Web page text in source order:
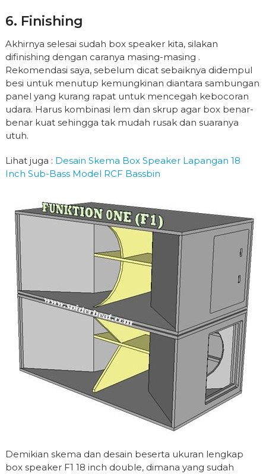
6. Finishing
Akhirnya selesai sudah box speaker kita, silakan
difinishing dengan caranya masing-masing .
Rekomendasi saya, sebelum dicat sebaiknya didempul
besi untuk menutup kemungkinan diantara sambungan
panel yang kurang rapat untuk mencegah kebocoran
udara. Harus kombinasi lem dan skrup agar box benar-
benar kuat sehingga tak mudah rusak dan suaranya
utuh.
Lihat juga : Desain Skema Box Speaker Lapangan 18
Inch Sub-Bass Model RCF Bassbin
Demikian skema dan desain beserta ukuran lengkap
box speaker F1 18 inch double, dimana yang sudah